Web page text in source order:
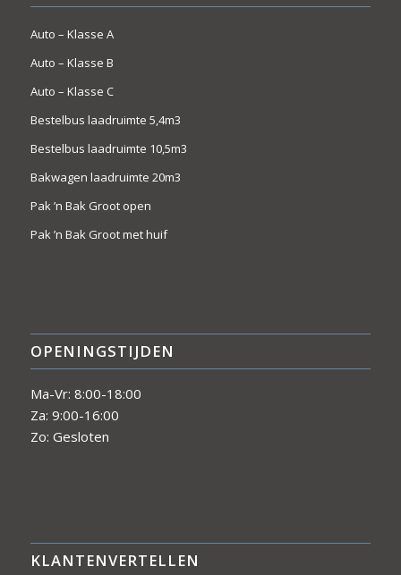
Auto – Klasse A
Auto – Klasse B
Auto – Klasse C
Bestelbus laadruimte 5,4m3
Bestelbus laadruimte 10,5m3
Bakwagen laadruimte 20m3
Pak ’n Bak Groot open
Pak ’n Bak Groot met huif
OPENINGSTIJDEN
Ma-Vr: 8:00-18:00
Za: 9:00-16:00
Zo: Gesloten
KLANTENVERTELLEN